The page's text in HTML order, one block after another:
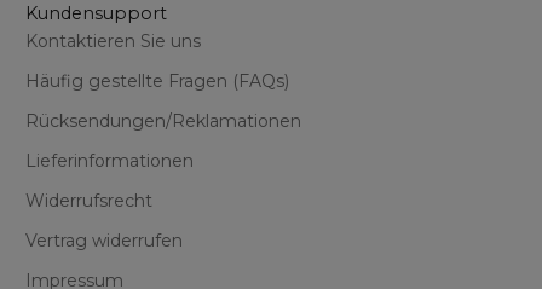
Kundensupport
Kontaktieren Sie uns
Häufig gestellte Fragen (FAQs)
Rücksendungen/Reklamationen
Lieferinformationen
Widerrufsrecht
Vertrag widerrufen
Impressum